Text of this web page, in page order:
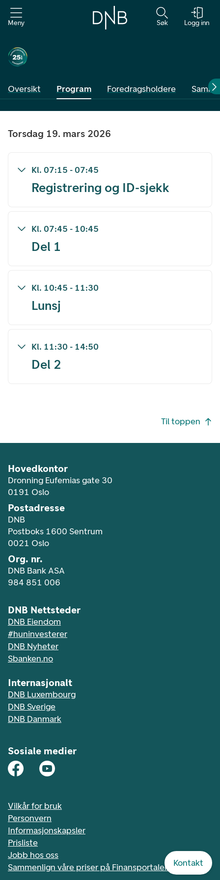
Meny Søk Logg inn
Kontakt
Oversikt Program Foredragsholdere
torsdag 19. mars 2026
Kl. 07:15 -07:45
Registrering og ID-sjekk
Kl. 07:45 - 10:45
Del 1
Kl. 10:45 - 11:30
Lunsj
Kl. 11:30 - 14:50
Del 2
Til toppen
Hovedkontor
Dronning Eufemias gate 30
0191 Oslo
Postadresse
DNB
Postboks 1600 Sentrum
0021 Oslo
Org. nr.
DNB Bank ASA
984 851 006
DNB Nettsteder
DNB Eiendom
#huninvesterer
DNB Nyheter
Sbanken.no
Internasjonalt
DNB Luxembourg
DNB Sverige
DNB Danmark
Sosiale medier
Vilkår for bruk
Personvern
Informasjonskapsler
Prisliste
Jobb hos oss
Sammenlign våre priser på Finansportalen.no